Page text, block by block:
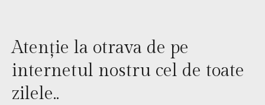
Atenție la otrava de pe
internetul nostru cel de toate
zilele..